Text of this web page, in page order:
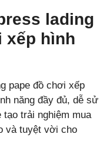
lading
xếp hình
pape đồ chơi xếp
năng đầy đủ, dễ sử
tạo trải nghiệm mua
và tuyệt vời cho